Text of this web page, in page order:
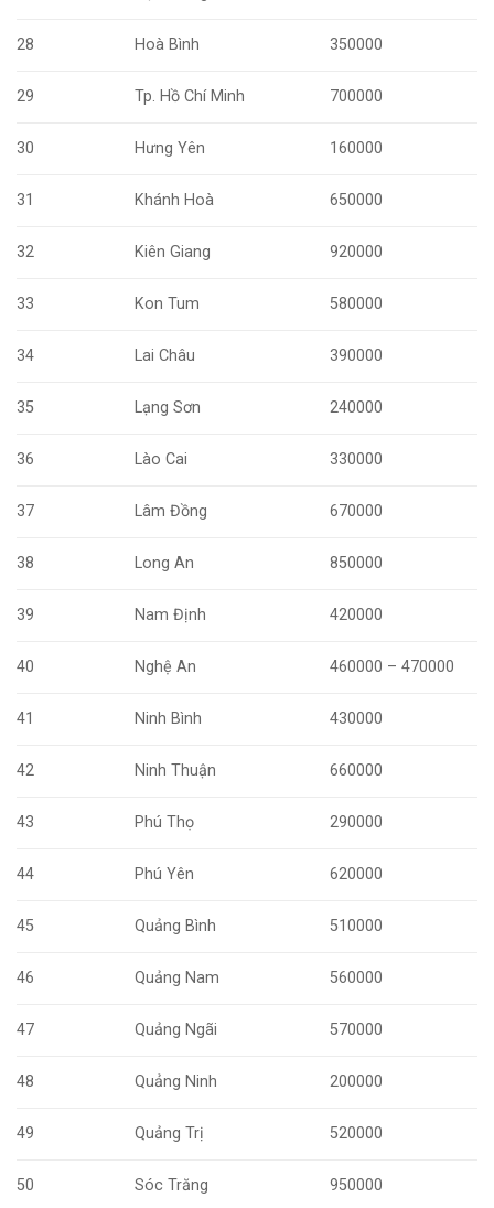
28 Hoà Bình 350000
29 Tp. Hồ Chí Minh 700000
30 Hưng Yên 160000
31 Khánh Hoà 650000
32 Kiên Giang 920000
33 Kon Tum 580000
34 Lai Châu 390000
35 Lạng Sơn 240000
36 Lào Cai 330000
37 Lâm Đồng 670000
38 Long An 850000
39 Nam Định 420000
40 Nghệ An 460000 – 470000
41 Ninh Bình 430000
42 Ninh Thuận 660000
43 Phú Thọ 290000
44 Phú Yên 620000
45 Quảng Bình 510000
46 Quảng Nam 560000
47 Quảng Ngãi 570000
48 Quảng Ninh 200000
49 Quảng Trị 520000
50 Sóc Trăng 950000